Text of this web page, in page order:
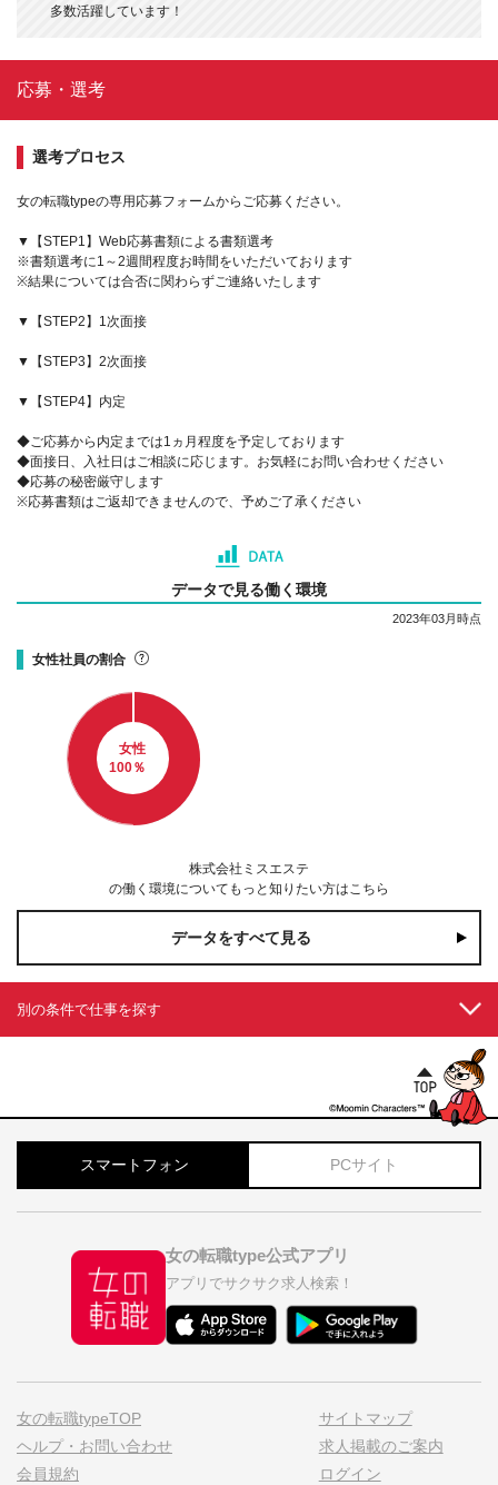
多数活躍しています！
応募・選考
選考プロセス
女の転職typeの専用応募フォームからご応募ください。
▼【STEP1】Web応募書類による書類選考
※書類選考に1～2週間程度お時間をいただいております
※結果については合否に関わらずご連絡いたします
▼【STEP2】1次面接
▼【STEP3】2次面接
▼【STEP4】内定
◆ご応募から内定までは1ヵ月程度を予定しております
◆面接日、入社日はご相談に応じます。お気軽にお問い合わせください
◆応募の秘密厳守します
※応募書類はご返却できませんので、予めご了承ください
データで見る働く環境
2023年03月時点
女性社員の割合
女性
100％
株式会社ミスエステ
の働く環境についてもっと知りたい方はこちら
データをすべて見る
別の条件で仕事を探す
スマートフォン PCサイト
女の転職type公式アプリ
アプリでサクサク求人検索！
女の転職typeTOP
ヘルプ・お問い合わせ
会員規約
サイトマップ
求人掲載のご案内
ログイン